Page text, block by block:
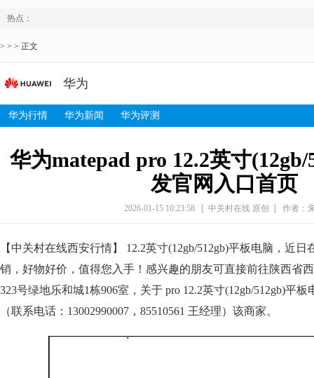
热点：
> > > 正文
华为
华为行情 华为新闻 华为评测
华为matepad pro 12.2英寸
发官网入口首页
2026-01-15 10:23:58 [ 中关村在线 原创 ] 作者：
【中关村在线西安行情】 12.2英寸(12gb/512gb)平板电脑，近日
销，好物好价，值得您入手！感兴趣的朋友可直接前往陕西省
323号绿地乐和城1栋906室，关于 pro 12.2英寸(12gb/512gb)平
（联系电话：13002990007，85510561 王经理）该商家。